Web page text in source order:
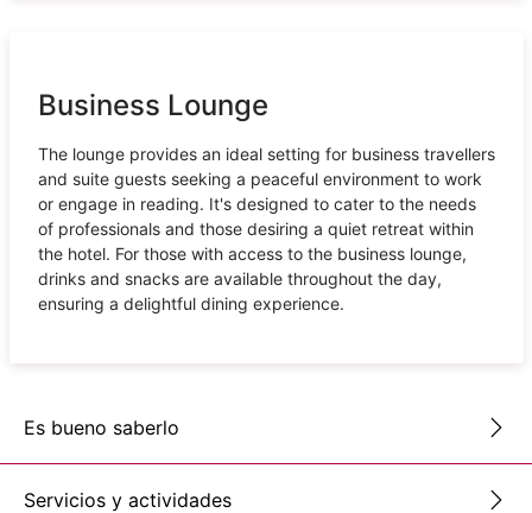
Business Lounge
The lounge provides an ideal setting for business travellers
and suite guests seeking a peaceful environment to work
or engage in reading. It's designed to cater to the needs
of professionals and those desiring a quiet retreat within
the hotel. For those with access to the business lounge,
drinks and snacks are available throughout the day,
ensuring a delightful dining experience.
Es bueno saberlo
Servicios y actividades